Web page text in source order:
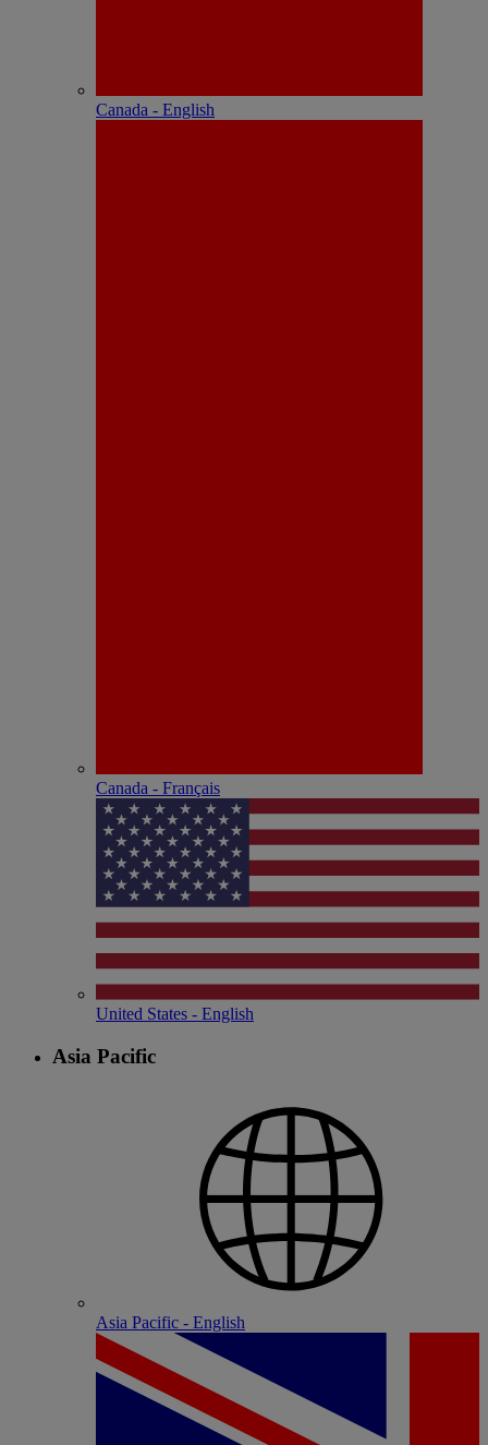
Canada - English
Canada - Français
United States - English
Asia Pacific
Asia Pacific - English